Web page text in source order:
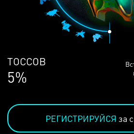
ЛЮДЕЙ
68%
РЕГИСТРИРУЙСЯ за